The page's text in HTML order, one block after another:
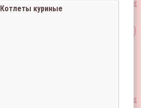
Котлеты куриные